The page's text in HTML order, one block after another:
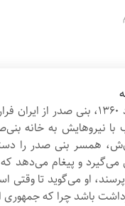
خرداد ۱۳۶۰، بنی صدر از
با نیروهایش به خانه
همسر بنی صدر را
و پیغام می‌دهد که
او می‌گوید تا وقتی
باشد چرا که